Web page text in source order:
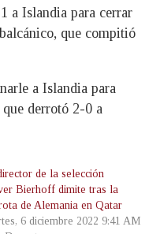
a Islandia para cerrar
que compitió
a Islandia para
derrotó 2-0 a
de la selección
Bierhoff dimite tras la
de Alemania en Qatar
6 diciembre 2022 9:41 AM